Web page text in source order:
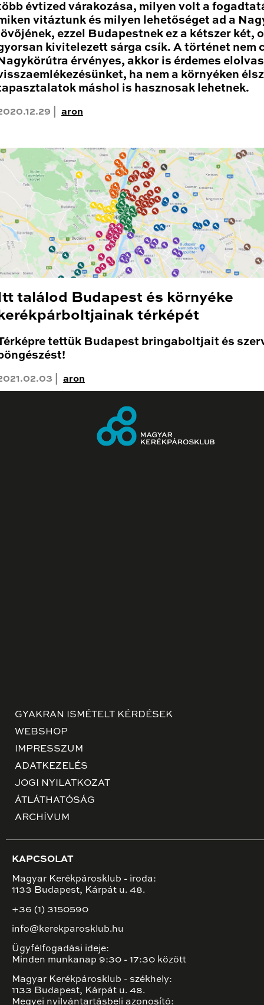
évtized várakozása, milyen volt a
vitáztunk és milyen lehetőséget ad a
ezzel Budapestnek ez a kétszer két,
kivitelezett sárga csík. A történet nem
érvényes, akkor is érdemes
ha nem a környéken
máshol is hasznosak lehetnek.
| aron
találod Budapest és környéke
térképét
tettük Budapest bringaboltjait és
| aron
GYAKRAN ISMÉTELT KÉRDÉSEK
WEBSHOP
IMPRESSZUM
ADATKEZELÉS
JOGI NYILATKOZAT
ÁTLÁTHATÓSÁG
ARCHÍVUM
KAPCSOLAT
Magyar Kerékpárosklub - iroda:
1133 Budapest, Kárpát u. 48.
+36 (1) 3150590
info@kerekparosklub.hu
Ügyfélfogadási ideje:
Minden munkanap 9:30 - 17:30 között
Magyar Kerékpárosklub - székhely:
1133 Budapest, Kárpát u. 48.
Megyei nyilvántartásbeli azonosító: